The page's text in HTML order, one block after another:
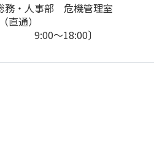
務・人事部 危機管理室
直通）
9:00～18:00〕